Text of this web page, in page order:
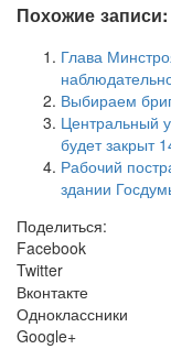
Похожие записи:
Глава
Выбираем
Центральный
будет закрыт
Рабочий
здании
Поделиться:
Facebook
Twitter
Вконтакте
Одноклассники
Google+